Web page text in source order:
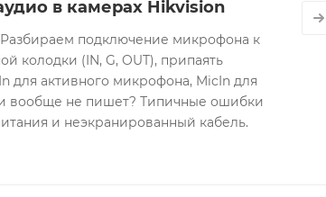
в камерах Hikvision
подключение микрофона к
колодки (IN, G, OUT), припаять
для активного микрофона, MicIn для
вообще не пишет? Типичные ошибки
и неэкранированный кабель.